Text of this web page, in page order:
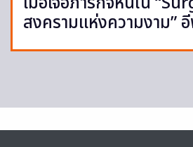
สงครามแห่งความงาม”